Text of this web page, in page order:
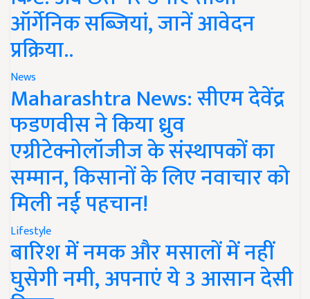
ऑर्गेनिक सब्जियां, जानें आवेदन
प्रक्रिया..
News
Maharashtra News: सीएम देवेंद्र
फडणवीस ने किया ध्रुव
एग्रीटेक्नोलॉजीज के संस्थापकों का
सम्मान, किसानों के लिए नवाचार को
मिली नई पहचान!
Lifestyle
बारिश में नमक और मसालों में नहीं
घुसेगी नमी, अपनाएं ये 3 आसान देसी